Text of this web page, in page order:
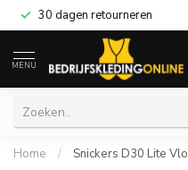
30 dagen retourneren
MENU
Home / Snickers D30 Lite